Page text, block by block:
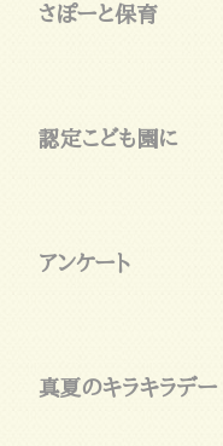
さぽーと保育
認定こども園に
アンケート
真夏のキラキラデー